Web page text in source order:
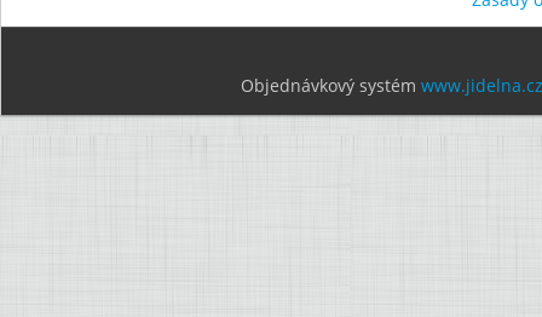
Objednávkový systém www.jidelna.cz